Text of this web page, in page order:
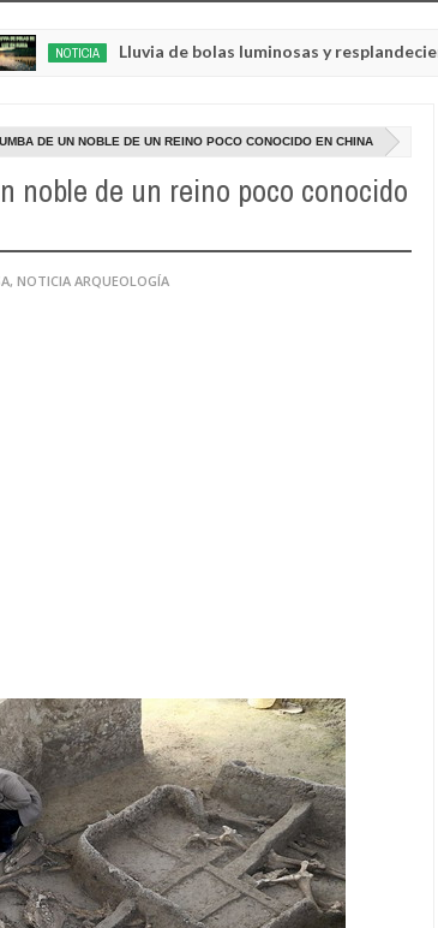
Lluvia de bolas luminosas y resplandecientes en Rusia
DE UN NOBLE DE UN REINO POCO CONOCIDO EN CHINA
noble de un reino poco conocido
, NOTICIA ARQUEOLOGÍA